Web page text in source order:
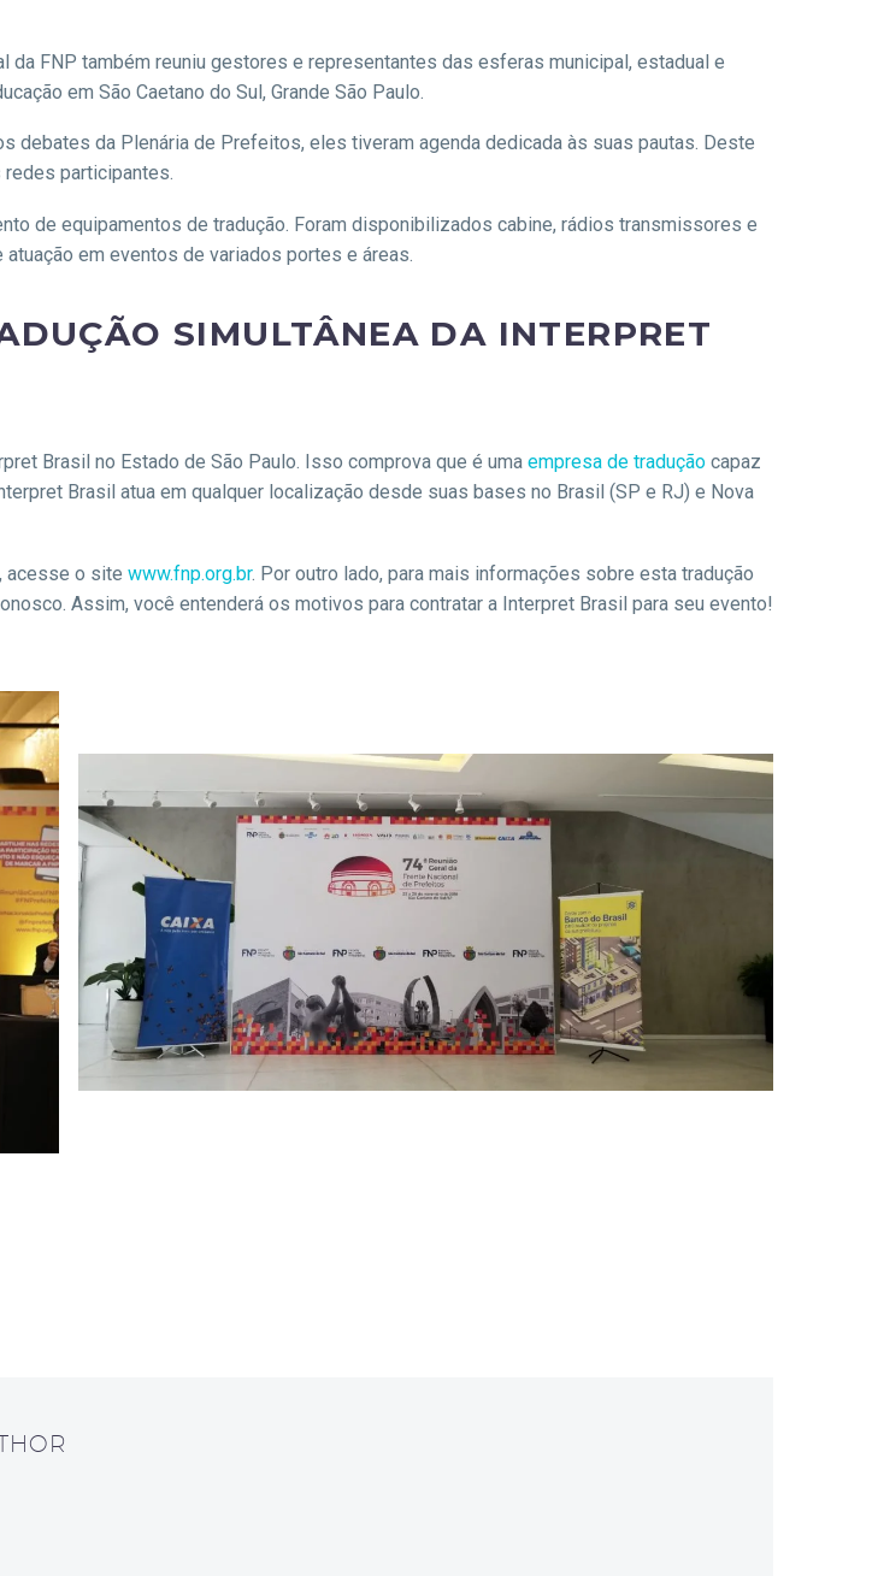
FNP também reuniu gestores e representantes das esferas municipal, estadual e
em São Caetano do Sul, Grande São Paulo.
debates da Plenária de Prefeitos, eles tiveram agenda dedicada às suas pautas. Deste
redes participantes.
de equipamentos de tradução. Foram disponibilizados cabine, rádios transmissores e
em eventos de variados portes e áreas.
SIMULTÂNEA DA INTERPRET
Brasil no Estado de São Paulo. Isso comprova que é uma empresa de tradução capaz
Brasil atua em qualquer localização desde suas bases no Brasil (SP e RJ) e Nova
acesse o site www.fnp.org.br. Por outro lado, para mais informações sobre esta tradução
Assim, você entenderá os motivos para contratar a Interpret Brasil para seu evento!